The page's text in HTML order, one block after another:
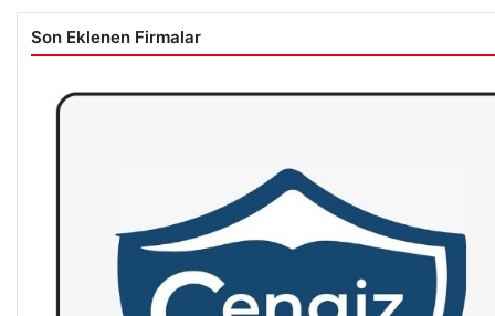
Son Eklenen Firmalar